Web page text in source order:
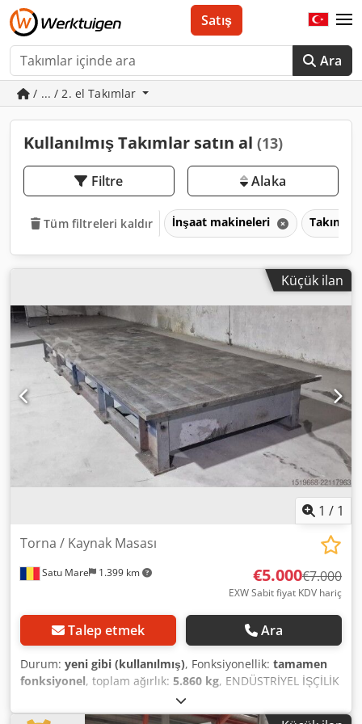
Ara
Satış
/ ... / 2. el Takımlar
Kullanılmış Takımlar satın al (13)
Filtre Alaka
Tüm filtreleri kaldır İnşaat makineleri Takımlar
Küçük ilan
1 / 1
Satu Mare 1.399 km
Torna / Kaynak Masası
€5.000€7.000
EXW Sabit fiyat KDV hariç
Talep etmek Ara
Durum: yeni gibi (kullanılmış), Fonksiyonellik: tamamen
fonksiyonel, toplam ağırlık: 5.860 kg, ENDÜSTRİYEL İŞÇİLİK
VE KAYNAK MASASI – CNC İŞLEMLİ, YÜKSEK DÜZLEMSELLİK,
5,86 TON Dksdpfx Aljzc Uwno Ner Ağır sanayi